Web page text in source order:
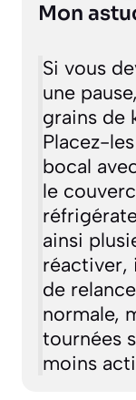
Mon
Si vous
une
grains de
Placez-
bocal
le
ainsi
réactiver,
de
normale,
tournées
moins